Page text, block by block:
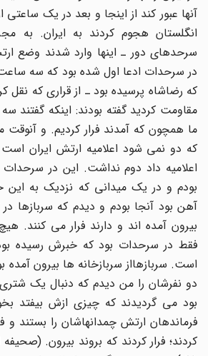
آنها عبور کند از اینجا و بعد در یک ساعتی
انگلستان هجوم کردند به ایران. به
سرحدهای دور ـ اینها وارد شدند وضع
در سرحدات ادعا اول شده بود که سه ساعت
که رضاشاه پرسیده بود ـ از قراری که نقل
مقاومت کردید گفته بودند: اینکه گفتند
ما همچون که آمدند فرار کردیم. و آنوقت
که دو نمی شود اعلامیه ارتش ایران
اعلامیه داد دوم نداشت. این در سرحدات
بودم و در یک میدانی که نزدیک به این
آهن بود آنجا بودم و دیدم که سربازها در
بیرون آمده اند و دارند فرار می کنند.
فقط در سرحدات بود که خبرش رسیده
است. سربازهااز سربازخانه ها بیرون آمده
دو نفرشان را من دیدم که دنبال یک شتری
بود می گردیدند که چیزی ازش بیفتد
فرماندهان ارتش چمدانهاشان را بستند و فرار